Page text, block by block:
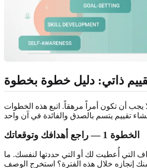
تقييم ذاتي: دليل خطوة بخطوة
يجب أن تكون أمراً مرهقاً. اتبع هذه الخطوات
الخطوة 1 — راجع أهدافك وتوقعاتك
التي أُعطيت لك أو التي حددتها لنفسك. ما
إنجازه خلال هذه الفترة؟ استخرج الوصف